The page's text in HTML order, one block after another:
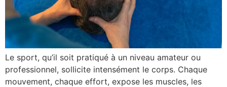
Le sport, qu’il soit pratiqué à un niveau amateur ou
professionnel, sollicite intensément le corps. Chaque
mouvement, chaque effort, expose les muscles, les